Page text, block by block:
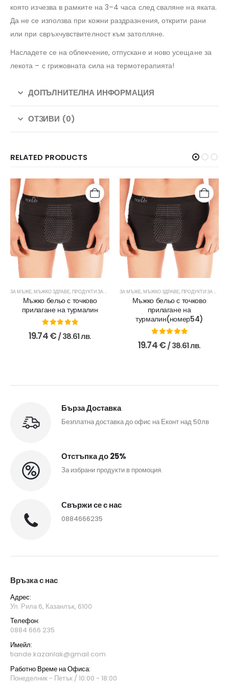
която изчезва в рамките на 3–4 часа след сваляне на яката.
Да не се използва при кожни раздразнения, открити рани
или при свръхчувствителност към затопляне.
Насладете се на облекчение, отпускане и ново усещане за
лекота – с грижовната сила на термотерапията!
ДОПЪЛНИТЕЛНА ИНФОРМАЦИЯ
ОТЗИВИ (0)
RELATED PRODUCTS
ЗА МЪЖЕ,МЪЖКО ЗДРАВЕ,ПРОДУКТИ ЗА МЪЖЕ ,ТУРМАЛИН
Мъжко бельо с точково
прилагане на турмалин
out of 5
19.74€ / 38.61 лв.
ЗА МЪЖЕ,МЪЖКО ЗДРАВЕ,ПРОДУКТИ ЗА МЪЖЕ
Мъжко бельо с точково
прилагане на
турмалин(номер54)
out of 5
19.74€ / 38.61 лв.
Бърза Доставка
Безплатна доставка до офис на Еконт над 50лв
Отстъпка до 25%
За избрани продукти в промоция.
Свържи се с нас
0884666235
Връзка с нас
Адрес:
Ул. Рила 6, Казанлък, 6100
Телефон:
0884 666 235
Имейл:
tiande.kazanlak@gmail.com
Работно Време на Офиса:
Понеделник - Петък / 10:00 - 18:00